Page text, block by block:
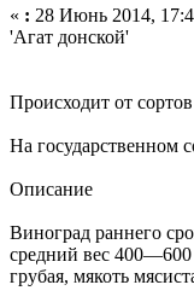
« : 28 Июнь 2014,
'Агат донской'
Происходит от
На государственном
Описание
Виноград раннего
средний вес
грубая, мякоть